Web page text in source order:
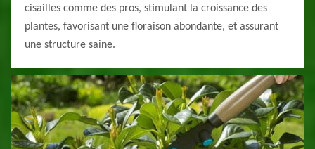
cisailles comme des pros, stimulant la croissance des
plantes, favorisant une floraison abondante, et assurant
une structure saine.